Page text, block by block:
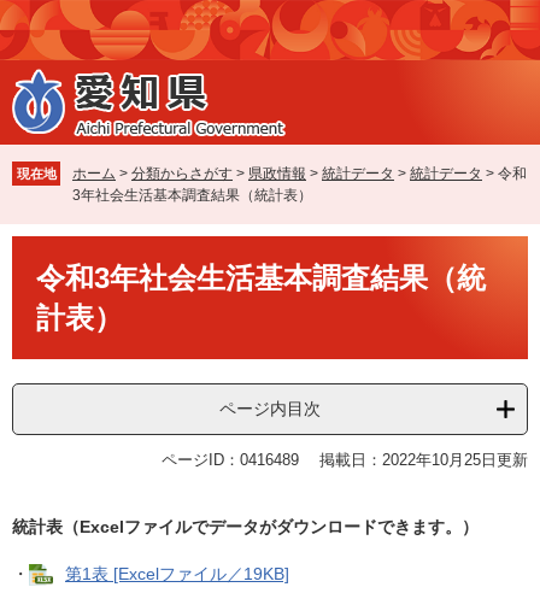
ペ
ー
ジ
の
先
で
す
メ
ニ
ュ
ー
を
ば
し
本
現在地 ホーム > 分類からさがす > 県政情報 > 統計データ > 統計データ > 令和
3年社会生活基本調査結果（統計表）
令和3年社会生活基本調査結果（統
計表）
ページ内目次
ページID：0416489 掲載日：2022年10月25日更新
統計表（Excelファイルでデータがダウンロードできます。）
・
第1表 [Excelファイル／19KB]